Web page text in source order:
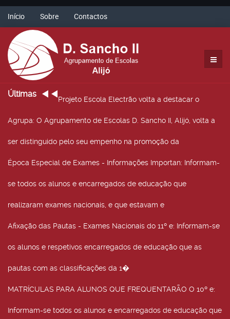
Início Sobre Contactos
Últimas
Projeto Escola Electrão volta a destacar o
Agrupa: O Agrupamento de Escolas D. Sancho II, Alijó, volta a
ser distinguido pelo seu empenho na promoção da
Época Especial de Exames - Informações Importan: Informam-
se todos os alunos e encarregados de educação que
realizaram exames nacionais, e que estavam e
Afixação das Pautas - Exames Nacionais do 11º e: Informam-se
os alunos e respetivos encarregados de educação que as
pautas com as classificações da 1�
MATRÍCULAS PARA ALUNOS QUE FREQUENTARÃO O 10º e:
Informam-se todos os alunos e encarregados de educação que